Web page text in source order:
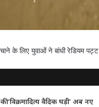
के लिए युवाओं ने बांधी रेडियम पट्ट
‘विक्रमादित्य वैदिक घड़ी’ अब नए